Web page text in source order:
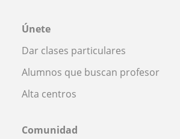
Únete
Dar clases particulares
Alumnos que buscan profesor
Alta centros
Comunidad